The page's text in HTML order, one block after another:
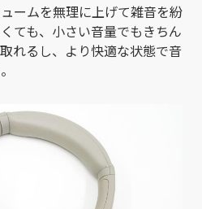
ームを無理に上げて雑音を紛
ても、小さい音量でもきちん
れるし、より快適な状態で音